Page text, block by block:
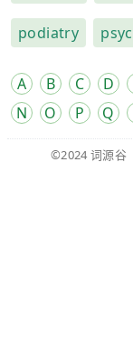
podiatry
A B C D
N
O P Q
©2024 词源谷